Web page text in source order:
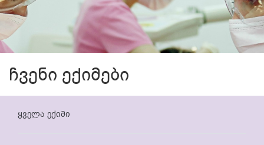
ჩვენი ექიმები
ყველა ექიმი